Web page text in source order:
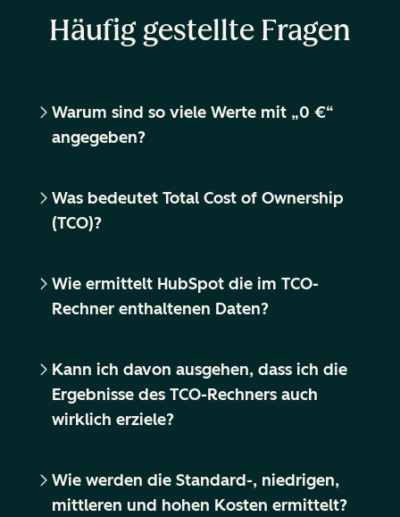
Häufig gestellte Fragen
Warum sind so viele Werte mit „0 €“
angegeben?
Was bedeutet Total Cost of Ownership
(TCO)?
Wie ermittelt HubSpot die im TCO-
Rechner enthaltenen Daten?
Kann ich davon ausgehen, dass ich die
Ergebnisse des TCO-Rechners auch
wirklich erziele?
Wie werden die Standard-, niedrigen,
mittleren und hohen Kosten ermittelt?